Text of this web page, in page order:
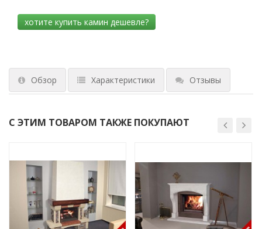
Обзор Характеристики Отзывы
С ЭТИМ ТОВАРОМ ТАКЖЕ ПОКУПАЮТ